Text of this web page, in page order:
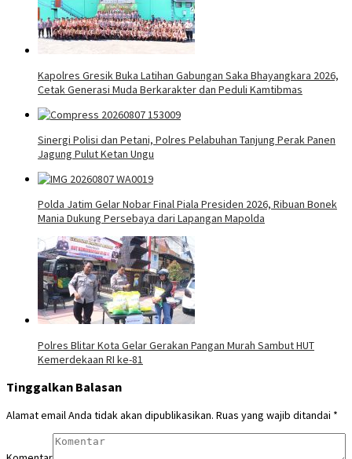
Kapolres Gresik Buka Latihan Gabungan Saka Bhayangkara 2026,
Cetak Generasi Muda Berkarakter dan Peduli Kamtibmas
Sinergi Polisi dan Petani, Polres Pelabuhan Tanjung Perak Panen
Jagung Pulut Ketan Ungu
Polda Jatim Gelar Nobar Final Piala Presiden 2026, Ribuan Bonek
Mania Dukung Persebaya dari Lapangan Mapolda
Polres Blitar Kota Gelar Gerakan Pangan Murah Sambut HUT
Kemerdekaan RI ke-81
Tinggalkan Balasan
Alamat email Anda tidak akan dipublikasikan. Ruas yang wajib ditandai *